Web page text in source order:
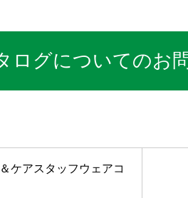
ログについてのお
ケアスタッフウェアコ